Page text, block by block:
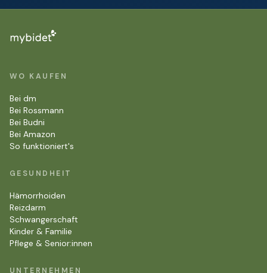
WO KAUFEN
Bei dm
Bei Rossmann
Bei Budni
Bei Amazon
So funktioniert's
GESUNDHEIT
Hämorrhoiden
Reizdarm
Schwangerschaft
Kinder & Familie
Pflege & Senior:innen
UNTERNEHMEN